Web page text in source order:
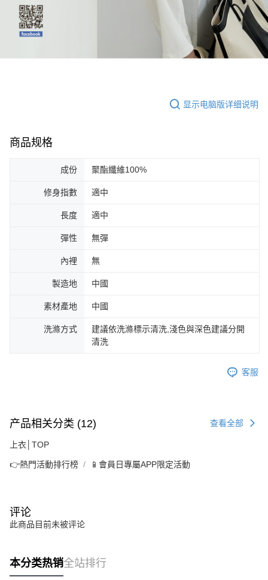
显示电脑版详细说明
商品规格
成份 聚酯纖維100%
修身指數 適中
長度 適中
彈性 無彈
內裡 無
製造地 中國
素材產地 中國
洗滌方式
建議依洗滌標示清洗,淺色與深色建議分開
清洗
客服
产品相关分类 (12) 查看全部
上衣│TOP
👉熱門活動排行榜 📱會員日專屬APP限定活動
评论
此商品目前未被评论
本分类热销全站排行